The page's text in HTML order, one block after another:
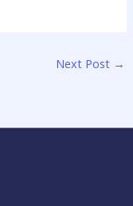
Next Post →